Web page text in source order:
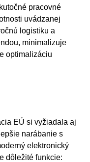
pracovné
uvádzanej
logistiku a
minimalizuje
optimalizáciu
EÚ si vyžiadala aj
narábanie s
elektronický
dôležité funkcie: